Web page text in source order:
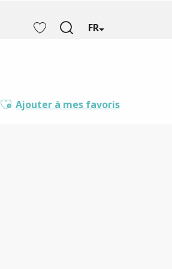
FR
Ajouter aux favoris
Ajouter à mes favoris